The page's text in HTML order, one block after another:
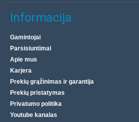
Informacija
Gamintojai
Parsisiuntimai
Apie mus
Karjera
Prekių grąžinimas ir garantija
Prekių pristatymas
Privatumo politika
Youtube kanalas